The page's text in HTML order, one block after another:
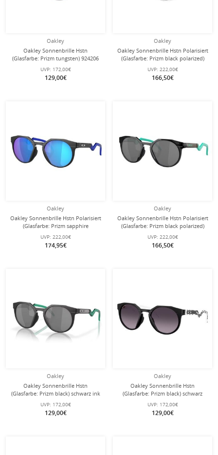
Oakley
Oakley Sonnenbrille Hstn
(Glasfarbe: Prizm tungsten) 924206
carbongrau matt - 1 Brille
UVP: 172,00€
129,00€
Oakley
Oakley Sonnenbrille Hstn Polarisiert
(Glasfarbe: Prizm black polarized)
924205 schwarz matt - 1 Brille
UVP: 222,00€
166,50€
Oakley
Oakley Sonnenbrille Hstn Polarisiert
(Glasfarbe: Prizm sapphire
polarized) 924204 schwarz matt - 1
Brille
UVP: 222,00€
174,95€
Oakley
Oakley Sonnenbrille Hstn Polarisiert
(Glasfarbe: Prizm black polarized)
schwarz ink - 1 Brille
UVP: 222,00€
166,50€
Oakley
Oakley Sonnenbrille Hstn
(Glasfarbe: Prizm black) schwarz ink
matt - 1 Brille
UVP: 172,00€
129,00€
Oakley
Oakley Sonnenbrille Hstn
(Glasfarbe: Prizm black) schwarz
matt - 1 Brille
UVP: 172,00€
129,00€